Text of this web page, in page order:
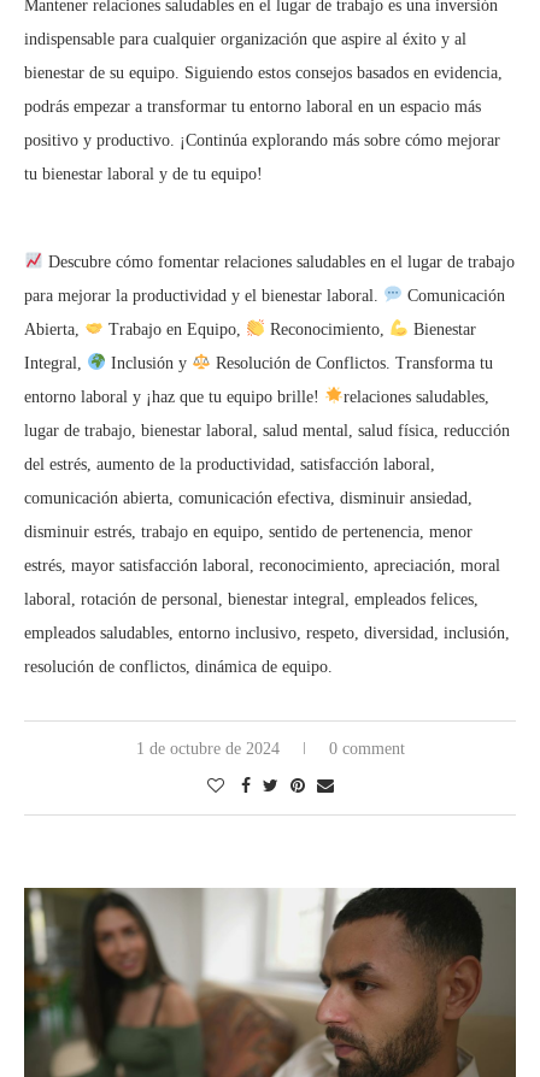
Mantener relaciones saludables en el lugar de trabajo es una inversión
indispensable para cualquier organización que aspire al éxito y al
bienestar de su equipo. Siguiendo estos consejos basados en evidencia,
podrás empezar a transformar tu entorno laboral en un espacio más
positivo y productivo. ¡Continúa explorando más sobre cómo mejorar
tu bienestar laboral y de tu equipo!
Descubre cómo fomentar relaciones saludables en el lugar de trabajo
para mejorar la productividad y el bienestar laboral.
Comunicación
Abierta,
Trabajo en Equipo, Reconocimiento,
Bienestar
Integral,
Inclusión y
Resolución de Conflictos. Transforma tu
entorno laboral y ¡haz que tu equipo brille!
relaciones saludables,
lugar de trabajo, bienestar laboral, salud mental, salud física, reducción
del estrés, aumento de la productividad, satisfacción laboral,
comunicación abierta, comunicación efectiva, disminuir ansiedad,
disminuir estrés, trabajo en equipo, sentido de pertenencia, menor
estrés, mayor satisfacción laboral, reconocimiento, apreciación, moral
laboral, rotación de personal, bienestar integral, empleados felices,
empleados saludables, entorno inclusivo, respeto, diversidad, inclusión,
resolución de conflictos, dinámica de equipo.
1 de octubre de 2024 0 comment